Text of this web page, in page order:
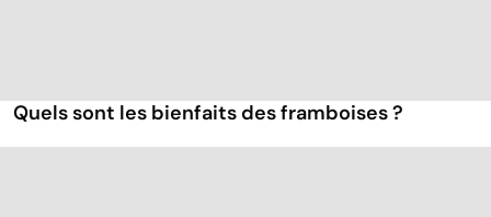
Quels sont les bienfaits des framboises ?